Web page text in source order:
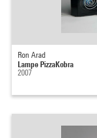
Ron Arad
Lampe PizzaKobra
2007